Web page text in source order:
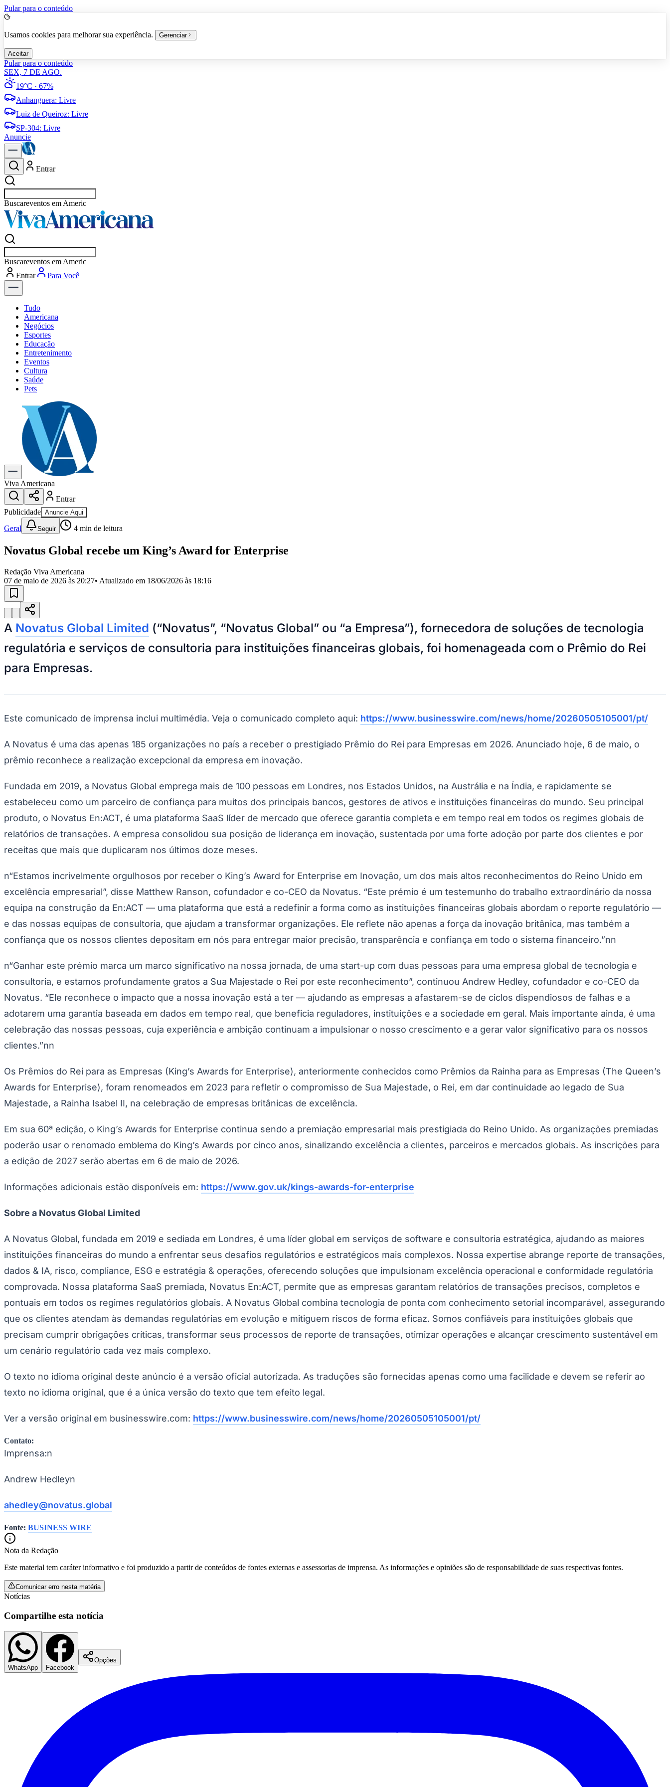
Pular para o conteúdo
Usamos cookies para melhorar sua experiência. Gerenciar
Aceitar
Pular para o conteúdo
SEX, 7 DE AGO.
19°C · 67%
Anhanguera: Livre
Luiz de Queiroz: Livre
SP-304: Livre
Anuncie
Entrar
Buscarvaga
Buscarvaga
Entrar
Para Você
Tudo
Americana
Negócios
Esportes
Educação
Entretenimento
Eventos
Cultura
Saúde
Pets
Explore Tudo
Últimas Notícias
Previsão do Tempo
Dia a Dia & Lazer
Gastronomia
Cinema & Shows
Para Sua Empresa
Anuncie no Portal
Cadastrar Empresa
Divulgar VagasNovo
Publicidade Legal
Eleições
Saúde
Cultura
Educação
Bairros de Americana
CentroJardim GirassolJardim BrasilNova AmericanaPraia dos NamoradosJardim São PauloParque Universitário Antônio Zanaga MathiensenCariobinhaZanagaFraronJardim PaulistanoQuilombo
Para Sua Empresa
Guia de Empresas
Divulgar Vagas
Selo Verificado
Agenda de Vestibulares
Vagas de Emprego
Concursos
Panorama Econômico
Para Sua Empresa
Anuncie no Portal
Verificar EmpresaNovo
Publicidade Legal
NFL
Fórmula 1
UFC
Tênis (ATP)
MLB
NHL
Vôlei
Competições de Futebol
Brasileirão Série A
Brasileirão Série B
Paulistão
Copa do Brasil
Libertadores
Sul-Americana
Copa América
Champions League
Bundesliga
Mundial 2026
Times - Ir direto
Viva Americana
Entrar
Publicidade Anuncie Aqui
Geral Seguir 4 min de leitura
Novatus Global recebe um King’s Award for Enterprise
Redação Viva Americana
07 de maio de 2026 às 20:27• Atualizado em 18/06/2026 às 18:16
A Novatus Global Limited (“Novatus”, “Novatus Global” ou “a Empresa”), fornecedora de soluções de tecnologia
regulatória e serviços de consultoria para instituições financeiras globais, foi homenageada com o Prêmio do Rei
para Empresas.
Este comunicado de imprensa inclui multimédia. Veja o comunicado completo aqui: https://www.businesswire.com/news/home/20260505105001/pt/
A Novatus é uma das apenas 185 organizações no país a receber o prestigiado Prêmio do Rei para Empresas em 2026. Anunciado hoje, 6 de maio, o
prêmio reconhece a realização excepcional da empresa em inovação.
Fundada em 2019, a Novatus Global emprega mais de 100 pessoas em Londres, nos Estados Unidos, na Austrália e na Índia, e rapidamente se
estabeleceu como um parceiro de confiança para muitos dos principais bancos, gestores de ativos e instituições financeiras do mundo. Seu principal
produto, o Novatus En:ACT, é uma plataforma SaaS líder de mercado que oferece garantia completa e em tempo real em todos os regimes globais de
relatórios de transações. A empresa consolidou sua posição de liderança em inovação, sustentada por uma forte adoção por parte dos clientes e por
receitas que mais que duplicaram nos últimos doze meses.
n“Estamos incrivelmente orgulhosos por receber o King’s Award for Enterprise em Inovação, um dos mais altos reconhecimentos do Reino Unido em
excelência empresarial”, disse Matthew Ranson, cofundador e co-CEO da Novatus. “Este prémio é um testemunho do trabalho extraordinário da nossa
equipa na construção da En:ACT — uma plataforma que está a redefinir a forma como as instituições financeiras globais abordam o reporte regulatório —
e das nossas equipas de consultoria, que ajudam a transformar organizações. Ele reflete não apenas a força da inovação britânica, mas também a
confiança que os nossos clientes depositam em nós para entregar maior precisão, transparência e confiança em todo o sistema financeiro.”nn
n“Ganhar este prémio marca um marco significativo na nossa jornada, de uma start-up com duas pessoas para uma empresa global de tecnologia e
consultoria, e estamos profundamente gratos a Sua Majestade o Rei por este reconhecimento”, continuou Andrew Hedley, cofundador e co-CEO da
Novatus. “Ele reconhece o impacto que a nossa inovação está a ter — ajudando as empresas a afastarem-se de ciclos dispendiosos de falhas e a
adotarem uma garantia baseada em dados em tempo real, que beneficia reguladores, instituições e a sociedade em geral. Mais importante ainda, é uma
celebração das nossas pessoas, cuja experiência e ambição continuam a impulsionar o nosso crescimento e a gerar valor significativo para os nossos
clientes.”nn
Os Prêmios do Rei para as Empresas (King’s Awards for Enterprise), anteriormente conhecidos como Prêmios da Rainha para as Empresas (The Queen’s
Awards for Enterprise), foram renomeados em 2023 para refletir o compromisso de Sua Majestade, o Rei, em dar continuidade ao legado de Sua
Majestade, a Rainha Isabel II, na celebração de empresas britânicas de excelência.
Em sua 60ª edição, o King’s Awards for Enterprise continua sendo a premiação empresarial mais prestigiada do Reino Unido. As organizações premiadas
poderão usar o renomado emblema do King’s Awards por cinco anos, sinalizando excelência a clientes, parceiros e mercados globais. As inscrições para
a edição de 2027 serão abertas em 6 de maio de 2026.
Informações adicionais estão disponíveis em: https://www.gov.uk/kings-awards-for-enterprise
Sobre a Novatus Global Limited
A Novatus Global, fundada em 2019 e sediada em Londres, é uma líder global em serviços de software e consultoria estratégica, ajudando as maiores
instituições financeiras do mundo a enfrentar seus desafios regulatórios e estratégicos mais complexos. Nossa expertise abrange reporte de transações,
dados & IA, risco, compliance, ESG e estratégia & operações, oferecendo soluções que impulsionam excelência operacional e conformidade regulatória
comprovada. Nossa plataforma SaaS premiada, Novatus En:ACT, permite que as empresas garantam relatórios de transações precisos, completos e
pontuais em todos os regimes regulatórios globais. A Novatus Global combina tecnologia de ponta com conhecimento setorial incomparável, assegurando
que os clientes atendam às demandas regulatórias em evolução e mitiguem riscos de forma eficaz. Somos confiáveis para instituições globais que
precisam cumprir obrigações críticas, transformar seus processos de reporte de transações, otimizar operações e alcançar crescimento sustentável em
um cenário regulatório cada vez mais complexo.
O texto no idioma original deste anúncio é a versão oficial autorizada. As traduções são fornecidas apenas como uma facilidade e devem se referir ao
texto no idioma original, que é a única versão do texto que tem efeito legal.
Ver a versão original em businesswire.com: https://www.businesswire.com/news/home/20260505105001/pt/
Contato:
Imprensa:n
Andrew Hedleyn
ahedley@novatus.global
Fonte: BUSINESS WIRE
Nota da Redação
Este material tem caráter informativo e foi produzido a partir de conteúdos de fontes externas e assessorias de imprensa. As informações e opiniões são de responsabilidade de suas respectivas fontes.
Comunicar erro nesta matéria
Notícias
Compartilhe esta notícia
WhatsApp Facebook
Opções